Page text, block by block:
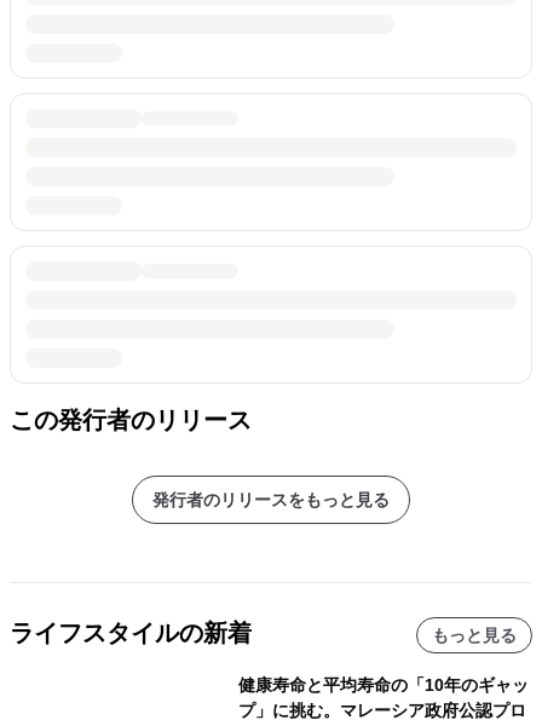
この発行者のリリース
発行者のリリースをもっと見る
ライフスタイルの新着 もっと見る
健康寿命と平均寿命の「10年のギャッ
プ」に挑む。マレーシア政府公認プロ